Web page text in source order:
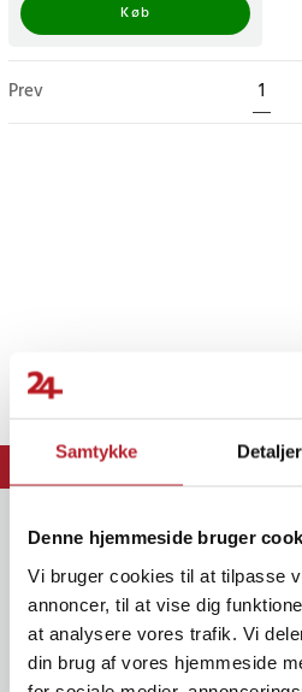
Samtykke Detaljer
Denne hjemmeside bruger
Vi bruger cookies til at tilpasse
annoncer, til at vise dig
at analysere vores trafik. Vi
din brug af vores hjemmeside
Køb
Prev 1
⭐ Levering 1-2
⭐ 365 dages
Få nyheder, kampagner og
nyhedsbrev og